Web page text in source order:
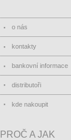
o nás
kontakty
bankovní informace
distributoři
kde nakoupit
PROČ A JAK